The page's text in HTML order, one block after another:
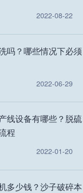
2022-08-22
吗？哪些情况下必须
2022-06-29
线设备有哪些？脱硫
程
2022-01-20
多少钱？沙子破碎本